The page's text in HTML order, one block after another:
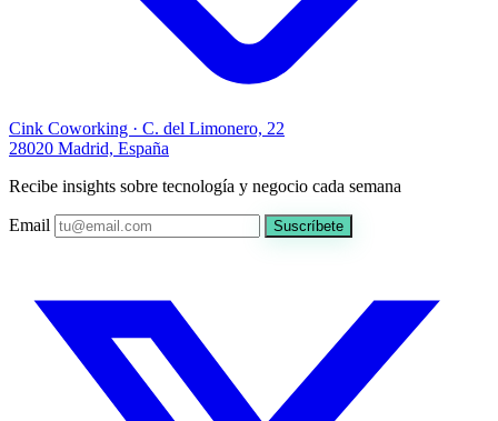
Cink Coworking · C. del Limonero, 22
28020 Madrid, España
Recibe insights sobre tecnología y negocio cada semana
Email Suscríbete